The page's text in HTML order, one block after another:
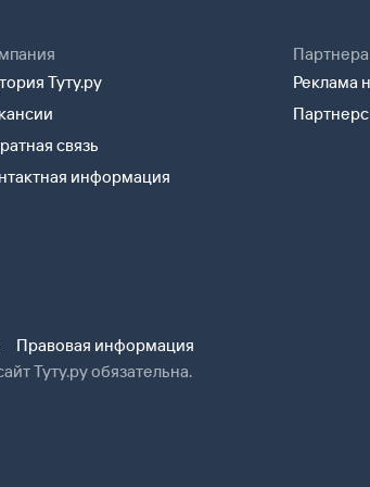
Туту.ру
связь
информация
Реклама
Правовая информация
Туту.ру обязательна.